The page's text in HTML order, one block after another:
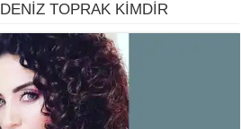
DENİZ TOPRAK KİMDİR